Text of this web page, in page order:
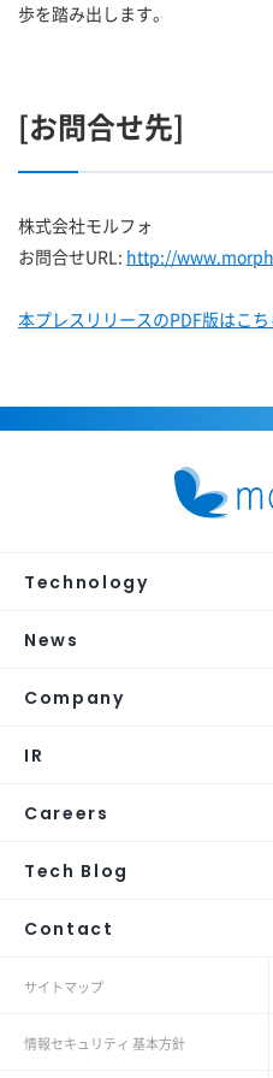
歩を踏み出します。
[お問合せ先]
株式会社モルフォ
お問合せURL: http://
本プレスリリースのPDF版はこち
Technology
News
Company
IR
Careers
Tech Blog
Contact
サイトマップ
情報セキュリティ 基本方針